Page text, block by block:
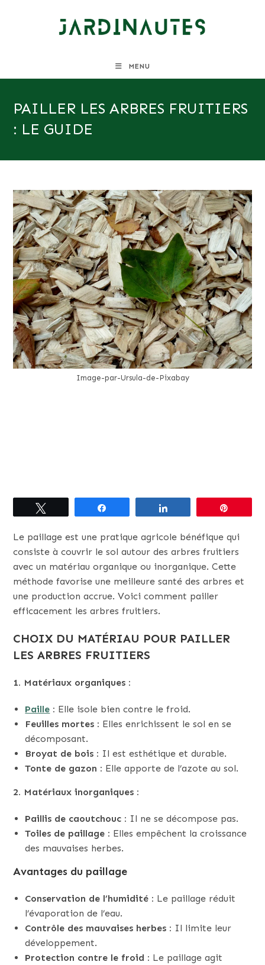
MENU
PAILLER LES ARBRES FRUITIERS
: LE GUIDE
Image-par-Ursula-de-Pixabay
Le paillage est une pratique agricole bénéfique qui
consiste à couvrir le sol autour des arbres fruitiers
avec un matériau organique ou inorganique. Cette
méthode favorise une meilleure santé des arbres et
une production accrue. Voici comment pailler
efficacement les arbres fruitiers.
CHOIX DU MATÉRIAU POUR PAILLER
LES ARBRES FRUITIERS
1. Matériaux organiques :
Paille : Elle isole bien contre le froid.
Feuilles mortes : Elles enrichissent le sol en se
décomposant.
Broyat de bois : Il est esthétique et durable.
Tonte de gazon : Elle apporte de l’azote au sol.
2. Matériaux inorganiques :
Paillis de caoutchouc : Il ne se décompose pas.
Toiles de paillage : Elles empêchent la croissance
des mauvaises herbes.
Avantages du paillage
Conservation de l’humidité : Le paillage réduit
l’évaporation de l’eau.
Contrôle des mauvaises herbes : Il limite leur
développement.
Protection contre le froid : Le paillage agit